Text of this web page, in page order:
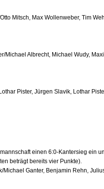
Mitsch, Max Wollenweber, Tim
Michael Albrecht, Michael Wudy,
Pister, Jürgen Slavik, Lothar
einen 6:0-Kantersieg ein
beträgt bereits vier Punkte).
Michael Ganter, Benjamin Rehn,